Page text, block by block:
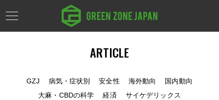
ARTICLE
GZJ 病気・症状別 安全性 海外動向
国内動向
大麻・CBDの科学
経済 サイケデリックス